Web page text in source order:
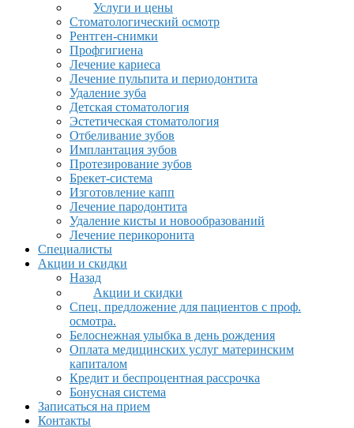
Услуги и цены
Стоматологический осмотр
Рентген-снимки
Профгигиена
Лечение кариеса
Лечение пульпита и периодонтита
Удаление зуба
Детская стоматология
Эстетическая стоматология
Отбеливание зубов
Имплантация зубов
Протезирование зубов
Брекет-система
Изготовление капп
Лечение пародонтита
Удаление кисты и новообразований
Лечение перикоронита
Специалисты
Акции и скидки
Назад
Акции и скидки
Спец. предложение для пациентов с проф.
осмотра.
Белоснежная улыбка в день рождения
Оплата медицинских услуг материнским
капиталом
Кредит и беспроцентная рассрочка
Бонусная система
Записаться на прием
Контакты